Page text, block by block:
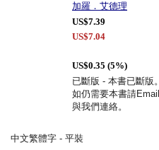
加羅．艾德理
US$7.39
US$7.04
US$0.35 (5%)
已斷版 - 本書已斷版。
如仍需要本書請Email
與我們連絡。
中文繁體字 - 平裝